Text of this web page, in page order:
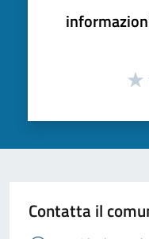
Contatta il